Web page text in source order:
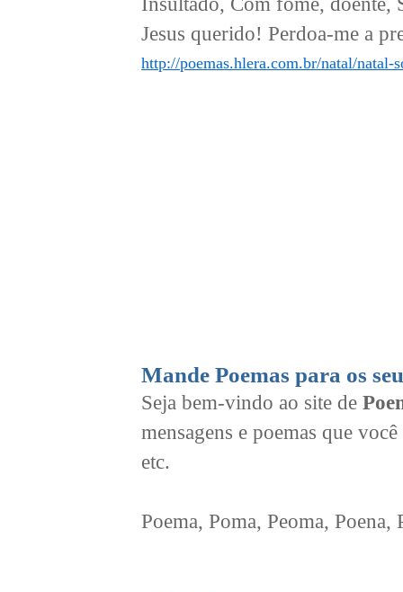
Jesus querido! Perdoa-me a
http://poemas.hlera.com.br/natal/natal-
Mande Poemas para os
Seja bem-vindo ao site de
mensagens e poemas que
etc.
Poema, Poma, Peoma,